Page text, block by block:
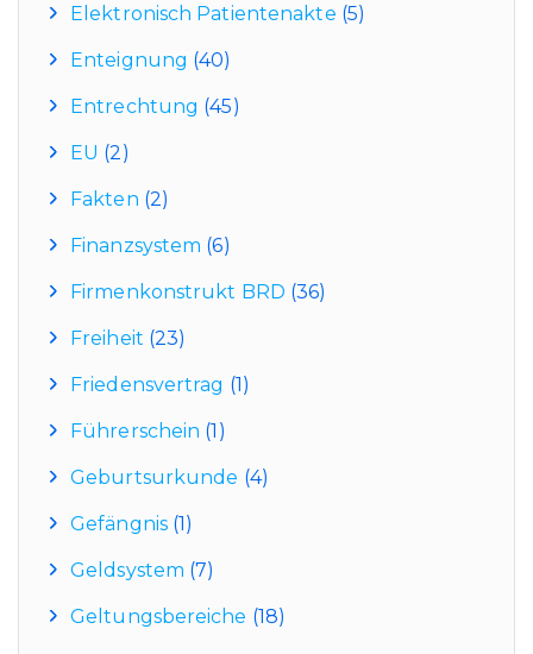
Elektronisch Patientenakte (5)
Enteignung (40)
Entrechtung (45)
EU (2)
Fakten (2)
Finanzsystem (6)
Firmenkonstrukt BRD (36)
Freiheit (23)
Friedensvertrag (1)
Führerschein (1)
Geburtsurkunde (4)
Gefängnis(1)
Geldsystem (7)
Geltungsbereiche (18)